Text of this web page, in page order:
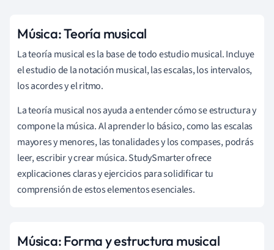
Música: Teoría musical
La teoría musical es la base de todo estudio musical. Incluye
el estudio de la notación musical, las escalas, los intervalos,
los acordes y el ritmo.
La teoría musical nos ayuda a entender cómo se estructura y
compone la música. Al aprender lo básico, como las escalas
mayores y menores, las tonalidades y los compases, podrás
leer, escribir y crear música. StudySmarter ofrece
explicaciones claras y ejercicios para solidificar tu
comprensión de estos elementos esenciales.
Música: Forma y estructura musical